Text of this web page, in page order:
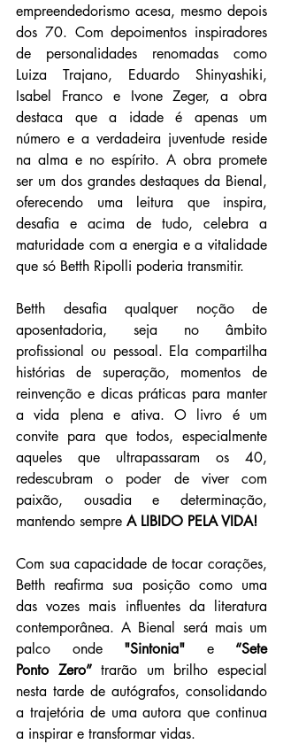
empreendedorismo acesa, mesmo depois
dos 70. Com depoimentos inspiradores
de personalidades renomadas como
Luiza Trajano, Eduardo Shinyashiki,
Isabel Franco e Ivone Zeger, a obra
destaca que a idade é apenas um
número e a verdadeira juventude reside
na alma e no espírito. A obra promete
ser um dos grandes destaques da Bienal,
oferecendo uma leitura que inspira,
desafia e acima de tudo, celebra a
maturidade com a energia e a vitalidade
que só Betth Ripolli poderia transmitir.
Betth desafia qualquer noção de
aposentadoria, seja no âmbito
profissional ou pessoal. Ela compartilha
histórias de superação, momentos de
reinvenção e dicas práticas para manter
a vida plena e ativa. O livro é um
convite para que todos, especialmente
aqueles que ultrapassaram os 40,
redescubram o poder de viver com
paixão, ousadia e determinação,
mantendo sempre A LIBIDO PELA VIDA!
Com sua capacidade de tocar corações,
Betth reafirma sua posição como uma
das vozes mais influentes da literatura
contemporânea. A Bienal será mais um
palco onde "Sintonia" e “Sete
Ponto Zero” trarão um brilho especial
nesta tarde de autógrafos, consolidando
a trajetória de uma autora que continua
a inspirar e transformar vidas.